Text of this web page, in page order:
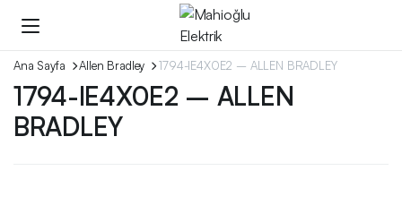
Ana Sayfa Allen Bradley 1794-IE4X0E2 – ALLEN BRADLEY
1794-IE4X0E2 – ALLEN
BRADLEY